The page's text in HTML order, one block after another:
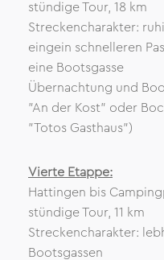
stündige Tour, 18 km
Streckencharakter:
eingein schnelleren
eine Bootsgasse
Übernachtung und
"An der Kost" oder
"Totos Gasthaus")
Vierte Etappe:
Hattingen bis
stündige Tour, 11 km
Streckencharakter:
Bootsgassen